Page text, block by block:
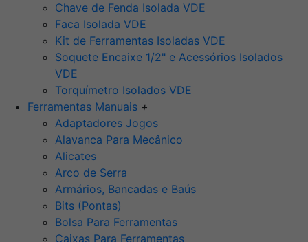
Chave de Fenda Isolada VDE
Faca Isolada VDE
Kit de Ferramentas Isoladas VDE
Soquete Encaixe 1/2" e Acessórios Isolados
VDE
Torquímetro Isolados VDE
Ferramentas Manuais +
Adaptadores Jogos
Alavanca Para Mecânico
Alicates
Arco de Serra
Armários, Bancadas e Baús
Bits (Pontas)
Bolsa Para Ferramentas
Caixas Para Ferramentas